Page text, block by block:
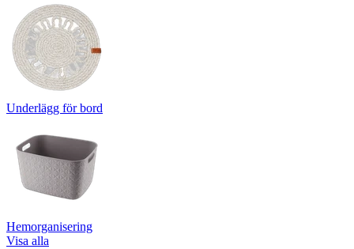
Underlägg för bord
Hemorganisering
Visa alla